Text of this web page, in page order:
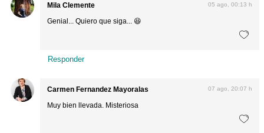
Mila Clemente 05 ago, 00:13 h
Genial... Quiero que siga... 😆
Responder
Carmen Fernandez Mayoralas 07 ago, 20:07 h
Muy bien llevada. Misteriosa